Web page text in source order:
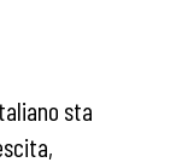
sta